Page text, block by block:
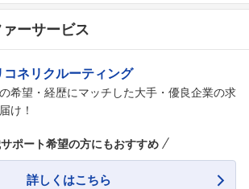
ーサービス
コネリクルーティング
希望・経歴にマッチした大手・優良企業の求
け！
ポート希望の方にもおすすめ
詳しくはこちら